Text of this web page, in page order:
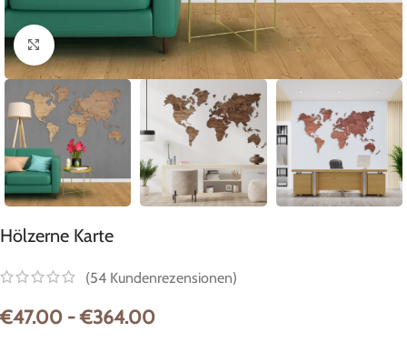
Zum Vergrößern anklicken
Hölzerne Karte
(54 Kundenrezensionen)
€47.00 - €364.00